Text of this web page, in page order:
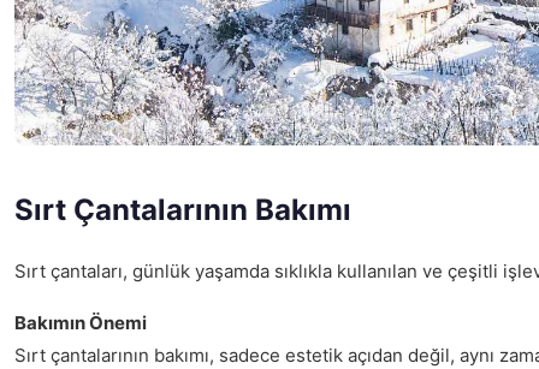
Sırt Çantalarının Bakımı
Sırt çantaları, günlük yaşamda sıklıkla kullanılan ve çeşitli
Bakımın Önemi
Sırt çantalarının bakımı, sadece estetik açıdan değil, aynı